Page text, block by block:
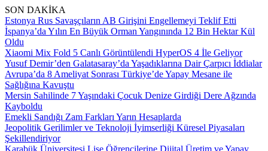
SON DAKİKA
Estonya Rus Savaşçıların AB Girişini Engellemeyi Teklif Etti
İspanya’da Yılın En Büyük Orman Yangınında 12 Bin Hektar Kül
Oldu
Xiaomi Mix Fold 5 Canlı Görüntülendi HyperOS 4 İle Geliyor
Yusuf Demir’den Galatasaray’da Yaşadıklarına Dair Çarpıcı İddialar
Avrupa’da 8 Ameliyat Sonrası Türkiye’de Yapay Mesane ile
Sağlığına Kavuştu
Mersin Sahilinde 7 Yaşındaki Çocuk Denize Girdiği Dere Ağzında
Kayboldu
Emekli Sandığı Zam Farkları Yarın Hesaplarda
Jeopolitik Gerilimler ve Teknoloji İyimserliği Küresel Piyasaları
Şekillendiriyor
Karabük Üniversitesi Lise Öğrencilerine Dijital Üretim ve Yapay